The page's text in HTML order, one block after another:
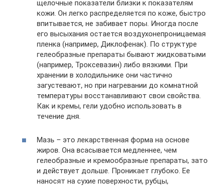
щелочные показатели близки к показателям
кожи. Он легко распределяется по коже, быстро
впитывается, не забивает поры. Иногда после
его высыхания остается воздухонепроницаемая
пленка (например, Диклофенак). По структуре
гелеобразные препараты бывают жидковатыми
(например, Троксевазин) либо вязкими. При
хранении в холодильнике они частично
загустевают, но при нагревании до комнатной
температуры восстанавливают свои свойства.
Как и кремы, гели удобно использовать в
течение дня.
Мазь – это лекарственная форма на основе
жиров. Она всасывается медленнее, чем
гелеобразные и кремообразные препараты, зато
и действует дольше. Проникает глубоко. Ее
наносят на сухие поверхности, рубцы,